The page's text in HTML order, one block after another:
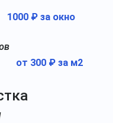
1000 ₽ за окно
от 300 ₽ за м2